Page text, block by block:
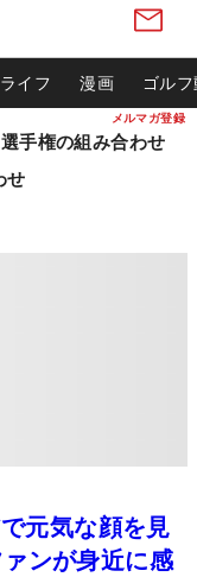
メルマガ登録
ライフ 漫画 ゴル
手権の組み合わせ
せ
元気な顔を見
ンが身近に感